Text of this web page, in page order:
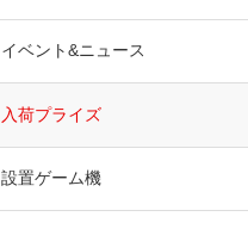
イベント&ニュース
入荷プライズ
設置ゲーム機